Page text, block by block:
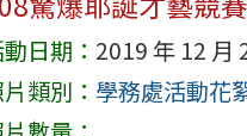
日期： 2019 年 12 月
類別： 學務處活動花